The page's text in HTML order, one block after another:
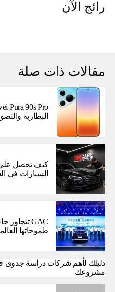
رائج الآن
مقالات ذات صلة
البطارية
كيف تحصل
السيارات في
طموحاتها
دليلك لأهم شركات دراسة جدوى
مشروعك